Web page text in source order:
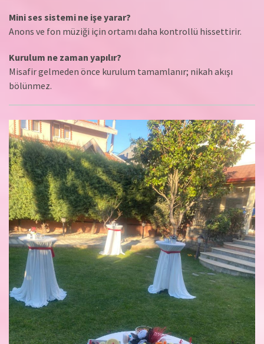
Mini ses sistemi ne işe yarar?
Anons ve fon müziği için ortamı daha kontrollü hissettirir.
Kurulum ne zaman yapılır?
Misafir gelmeden önce kurulum tamamlanır; nikah akışı
bölünmez.